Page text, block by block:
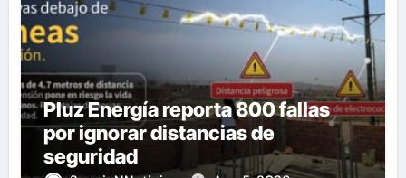
Pluz Energía reporta 800 fallas
por ignorar distancias de
seguridad